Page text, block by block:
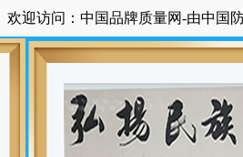
中国品牌质量网-由中国防伪行业